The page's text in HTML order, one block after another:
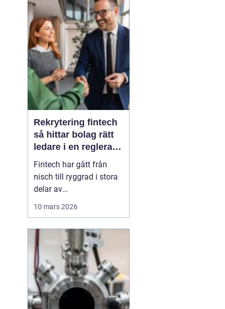
och vällagad mat skapar
en helhetsupplevelse
som många söker när
vardagen snurrar för
fort. Den som res...
Rekrytering fintech
så hittar bolag rätt
ledare i en reglerad
tillväxtbransch
Fintech har gått från
nisch till ryggrad i stora
delar av
banker och skapar helt
nya affärsmodeller.
Samtidigt ökar kraven
från både kunder,
investerare och
myndigheter. I den här
10 mars 2026